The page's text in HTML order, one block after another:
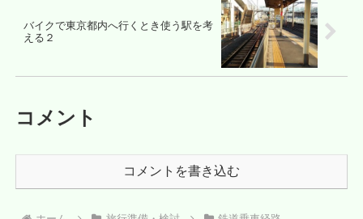
バイクで東京都内へ行くとき使う駅を考
える２
コメント
コメントを書き込む